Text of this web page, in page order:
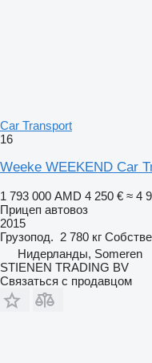
Car Transport
16
Weeke WEEKEND Car
1 793 000 AMD 4 250 € ≈ 4
Прицеп автовоз
2015
Грузопод. 2 780 кг
Нидерланды, Someren
STIENEN TRADING BV
Связаться с продавцом